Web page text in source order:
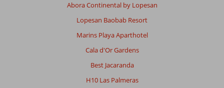
Abora Continental by Lopesan
Lopesan Baobab Resort
Marins Playa Aparthotel
Cala d'Or Gardens
Best Jacaranda
H10 Las Palmeras